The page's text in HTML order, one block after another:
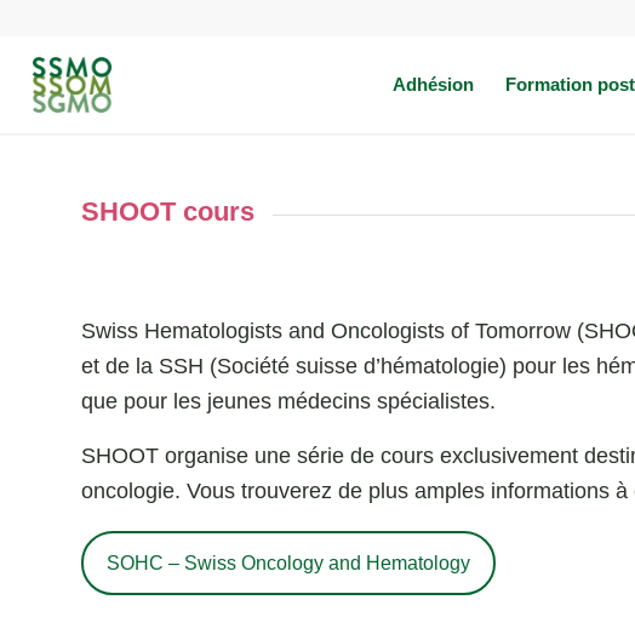
Adhésion Formation
SHOOT cours
Swiss Hematologists and Oncologists of Tomorrow
et de la SSH (Société suisse d’hématologie) pour les
que pour les jeunes médecins spécialistes.
SHOOT organise une série de cours exclusivement
oncologie. Vous trouverez de plus amples informations
SOHC – Swiss Oncology and Hematology